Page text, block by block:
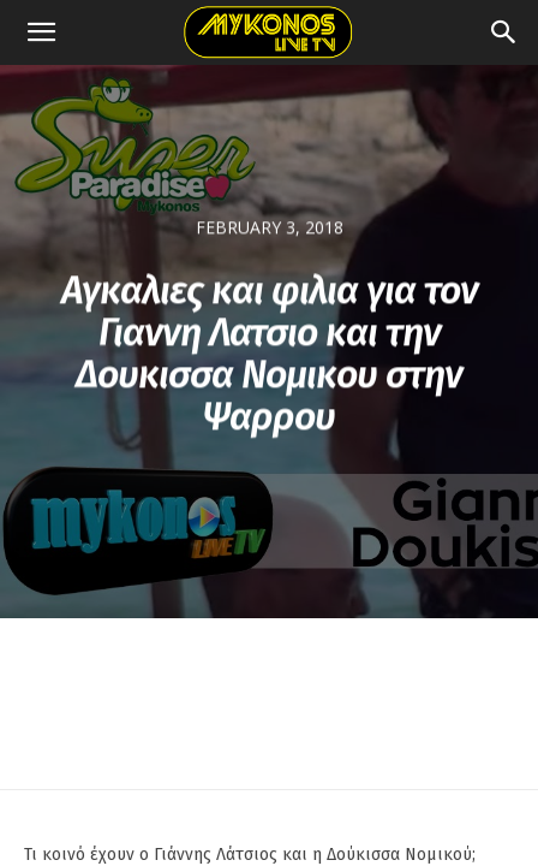
FEBRUARY 3, 2018
Αγκαλιες και φιλια για τον
Γιαννη Λατσιο και την
Δουκισσα Νομικου στην
Ψαρρου
Τι κοινό έχουν ο Γιάννης Λάτσιος και η Δούκισσα Νομικού;